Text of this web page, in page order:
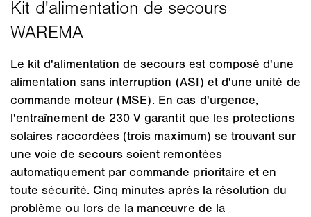
Le kit d'alimentation de secours est composé d'une
alimentation sans interruption (ASI) et d'une unité de
commande moteur (MSE). En cas d'urgence,
l'entraînement de 230 V garantit que les protections
solaires raccordées (trois maximum) se trouvant sur
une voie de secours soient remontées
automatiquement par commande prioritaire et en
toute sécurité. Cinq minutes après la résolution du
problème ou lors de la manœuvre de la